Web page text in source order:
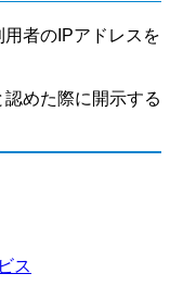
者のIPアドレスを
めた際に開示する
ス